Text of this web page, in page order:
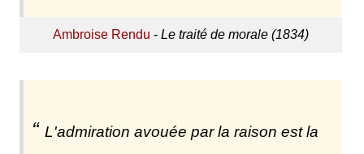
Ambroise Rendu - Le traité de morale (1834)
L'admiration avouée par la raison est la